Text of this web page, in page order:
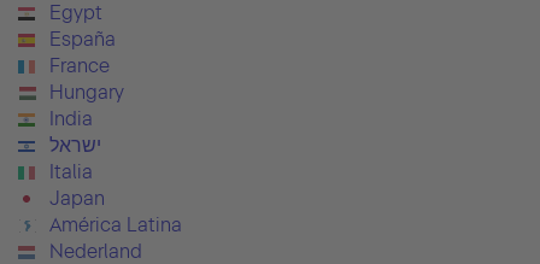
Egypt
España
France
Hungary
India
ישראל
Italia
Japan
América Latina
Nederland